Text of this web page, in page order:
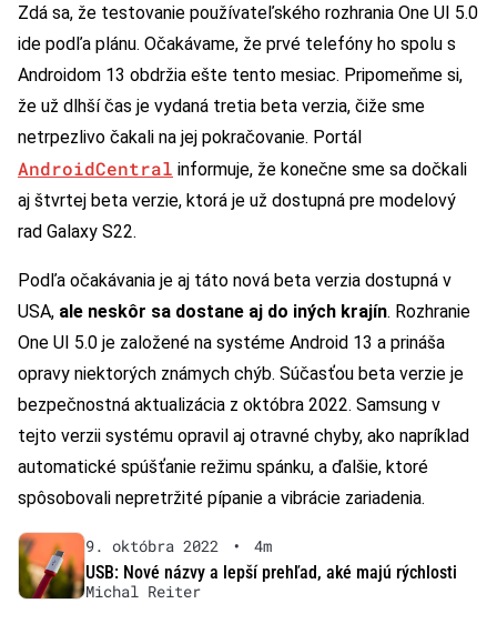
Zdá sa, že testovanie používateľského rozhrania One UI 5.0
ide podľa plánu. Očakávame, že prvé telefóny ho spolu s
Androidom 13 obdržia ešte tento mesiac. Pripomeňme si,
že už dlhší čas je vydaná tretia beta verzia, čiže sme
netrpezlivo čakali na jej pokračovanie. Portál
AndroidCentral informuje, že konečne sme sa dočkali
aj štvrtej beta verzie, ktorá je už dostupná pre modelový
rad Galaxy S22.
Podľa očakávania je aj táto nová beta verzia dostupná v
USA, ale neskôr sa dostane aj do iných krajín. Rozhranie
One UI 5.0 je založené na systéme Android 13 a prináša
opravy niektorých známych chýb. Súčasťou beta verzie je
bezpečnostná aktualizácia z októbra 2022. Samsung v
tejto verzii systému opravil aj otravné chyby, ako napríklad
automatické spúšťanie režimu spánku, a ďalšie, ktoré
spôsobovali nepretržité pípanie a vibrácie zariadenia.
9. októbra 2022 •
4m
USB: Nové názvy a lepší prehľad, aké majú rýchlosti
Michal Reiter